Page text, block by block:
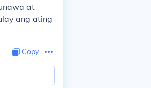
at
ang ating
Copy